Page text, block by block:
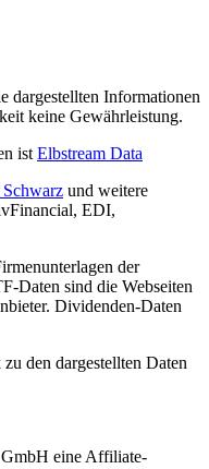
dargestellten Informationen
keine Gewährleistung.
ist Elbstream Data
und weitere
EDI,
der
Daten sind die Webseiten
Dividenden-Daten
den dargestellten Daten
eine Affiliate-